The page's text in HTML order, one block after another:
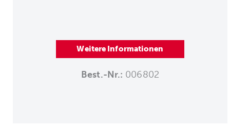
Weitere Informationen
Best.-Nr.: 006802